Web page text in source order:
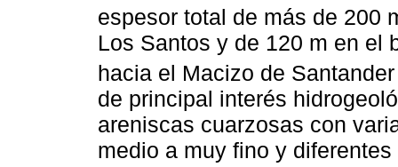
espesor total de más de 200
Los Santos y de 120 m en el
hacia el Macizo de
de principal interés
areniscas cuarzosas con
medio a muy fino y